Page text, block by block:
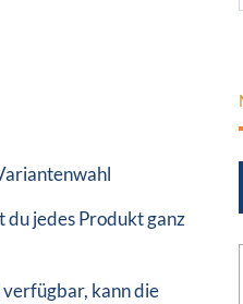
du jedes Produkt ganz
kann die